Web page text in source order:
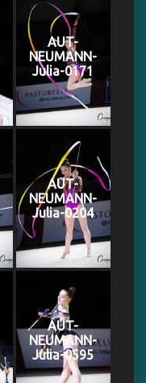
AUT-
NEUMANN-
Julia-0171
AUT-
NEUMANN-
Julia-0204
AUT-
NEUMANN-
Julia-0595